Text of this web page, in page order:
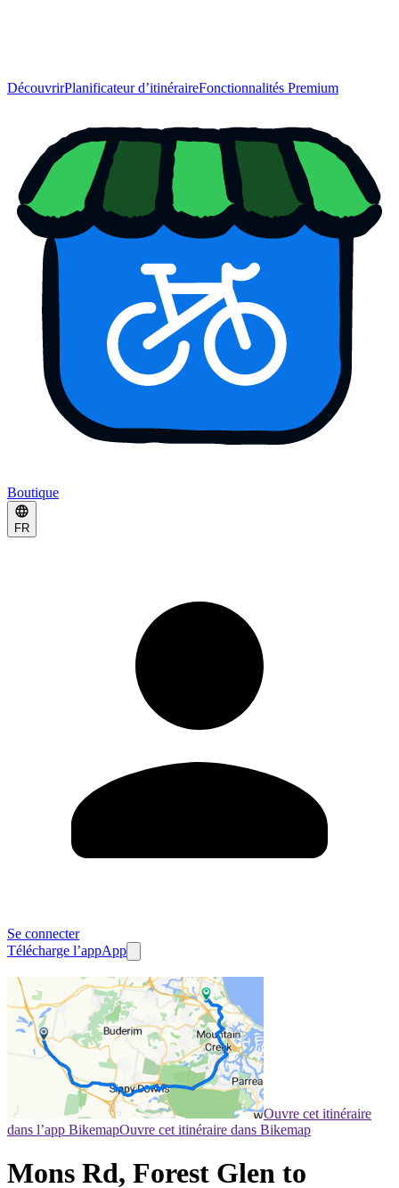
DécouvrirPlanificateur d’itinéraireFonctionnalités Premium
Boutique
FR
Se connecter
Télécharge l’appApp
Ouvre cet itinéraire
dans l’app BikemapOuvre cet itinéraire dans Bikemap
Mons Rd, Forest Glen to